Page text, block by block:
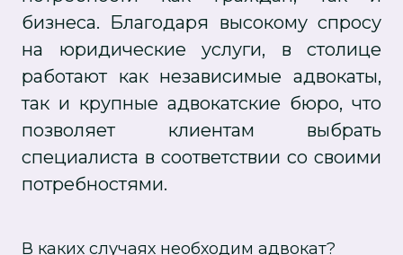
бизнеса. Благодаря высокому спросу
на юридические услуги, в столице
работают как независимые адвокаты,
так и крупные адвокатские бюро, что
позволяет клиентам выбрать
специалиста в соответствии со своими
потребностями.
В каких случаях необходим адвокат?